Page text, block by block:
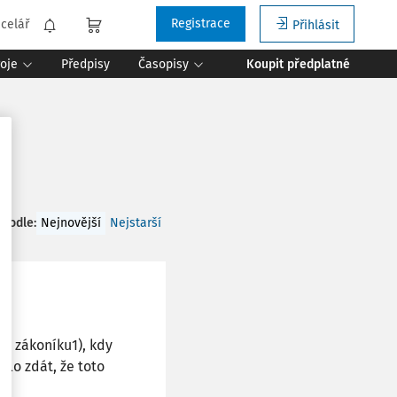
Přihlásit
Registrace
Předpisy Časopisy Koupit předplatné
podle: Nejnovější Nejstarší
zákoníku1), kdy
zdát, že toto